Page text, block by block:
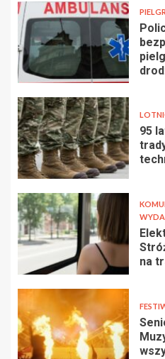
95
na